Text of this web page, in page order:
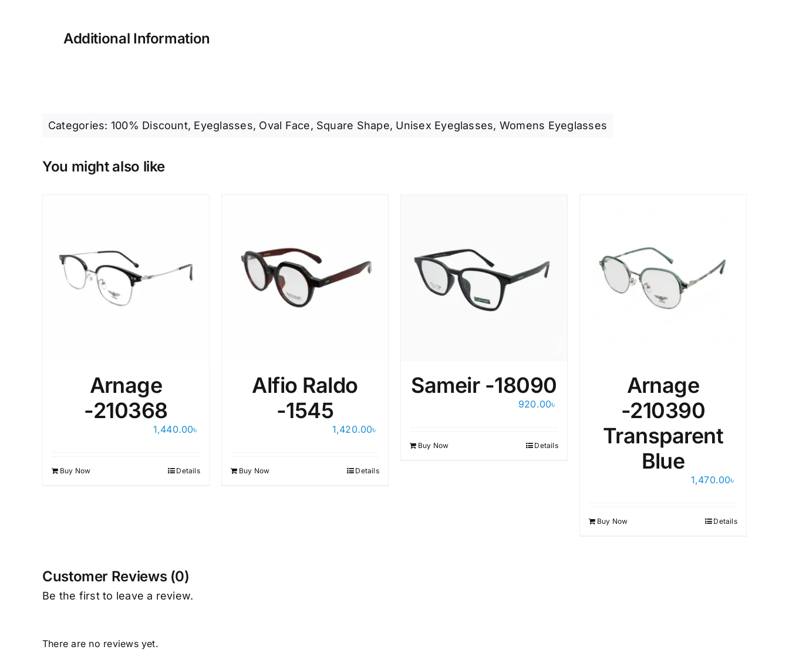
Additional Information
Categories: 100% Discount, Eyeglasses, Oval Face, Square Shape, Unisex Eyeglasses, Womens Eyeglasses
You might also like
Arnage
-210368
1,440.00৳
Buy Now Details
Alfio Raldo
-1545
1,420.00৳
Buy Now Details
Sameir -18090
920.00৳
Buy Now Details
Arnage
-210390
Transparent
Blue
1,470.00৳
Buy Now Details
Customer Reviews (0)
Be the first to leave a review.
There are no reviews yet.